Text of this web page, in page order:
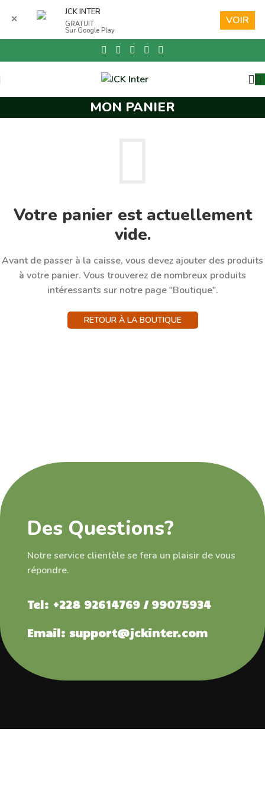
Skip to navigation
Skip to main content
MON PANIER
Votre panier est actuellement
vide.
Avant de passer à la caisse, vous devez ajouter des produits
à votre panier. Vous trouverez de nombreux produits
intéressants sur notre page "Boutique".
RETOUR À LA BOUTIQUE
Des Questions?
Notre service clientèle se fera un plaisir de vous
répondre.
Tel: +228 92614769 / 99075934
Email: support@jckinter.com
✕
JCK INTER
GRATUIT
Sur Google Play
VOIR